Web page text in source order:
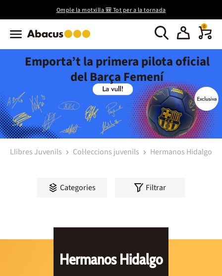
Omple la motxilla 🎒 Tot per a la tornada
0
Emporta’t la primera pilota oficial
del Barça Femení
Llibres Juvenils Col·leccions juvenils Hermanos Hidalgo
Categories Filtrar
Hermanos Hidalgo